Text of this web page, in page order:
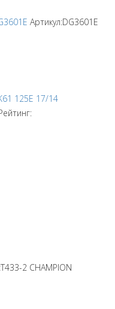
Артикул:DG3601E
125E 17/14
2 CHAMPION